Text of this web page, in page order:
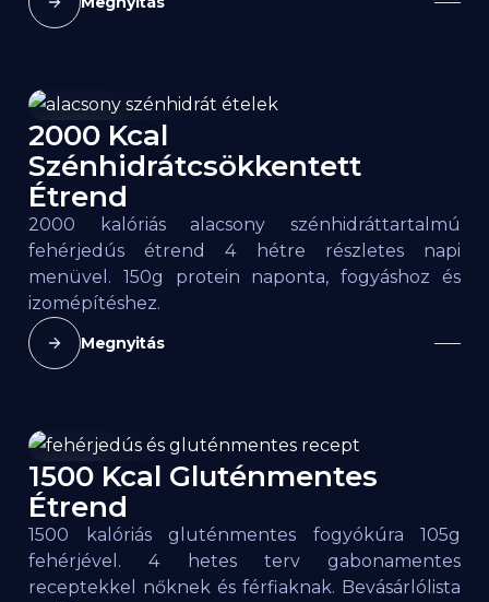
2000 kcal
2000 Kcal
Szénhidrátcsökkentett
Étrend
2000 kalóriás alacsony szénhidráttartalmú
fehérjedús étrend 4 hétre részletes napi
menüvel. 150g protein naponta, fogyáshoz és
izomépítéshez.
Megnyitás
1500 kcal
1500 Kcal Gluténmentes
Étrend
1500 kalóriás gluténmentes fogyókúra 105g
fehérjével. 4 hetes terv gabonamentes
receptekkel nőknek és férfiaknak. Bevásárlólista